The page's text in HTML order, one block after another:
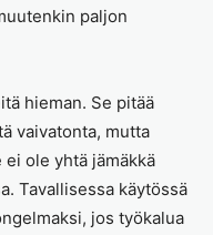
paljon
hieman. Se pitää
vaivatonta, mutta
ole yhtä jämäkkä
Tavallisessa käytössä
jos työkalua